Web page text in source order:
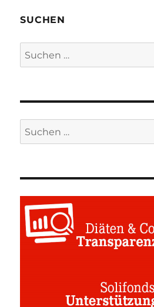
SUCHEN
Suchen
nach:
Suchen
nach: